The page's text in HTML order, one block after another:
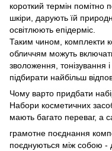
короткий термін помітно
шкіри, дарують їй
освітлюють епідерміс.
Таким чином, комплекти
обличчям можуть
зволоження, тонізування
підбирати найбільш
Чому варто придбати
Набори косметичних
мають багато переваг, а
грамотне поєднання
поєднуються між собою -